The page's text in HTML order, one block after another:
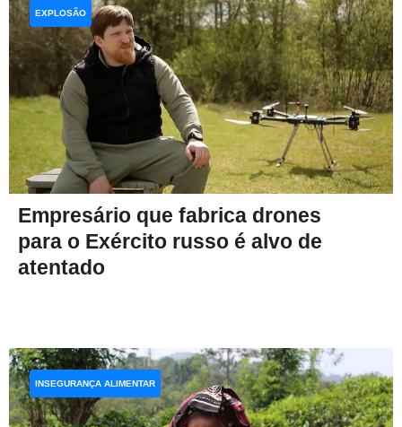
Empresário que fabrica drones
para o Exército russo é alvo de
atentado
EXPLOSÃO
INSEGURANÇA ALIMENTAR